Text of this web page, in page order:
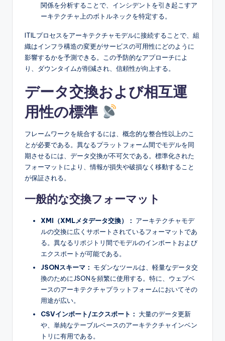
関係を分析することで、インシデントを引き起こすア
ーキテクチャ上のボトルネックを特定する。
ITILプロセスをアーキテクチャモデルに接続することで、組
織はインフラ構造の変更がサービスの可用性にどのように
影響するかを予測できる。この予防的なアプローチによ
り、ダウンタイムが削減され、信頼性が向上する。
データ交換および相互運
用性の標準
フレームワークを統合するには、概念的な整合性以上のこ
とが必要である。異なるプラットフォーム間でモデルを同
期させるには、データ交換が不可欠である。標準化された
フォーマットにより、情報が損失や破損なく移動すること
が保証される。
一般的な交換フォーマット
XMI（XMLメタデータ交換）： アーキテクチャモデ
ルの交換に広くサポートされているフォーマットであ
る。異なるリポジトリ間でモデルのインポートおよび
エクスポートが可能である。
JSONスキーマ： モダンなツールは、軽量なデータ交
換のためにJSONを頻繁に使用する。特に、ウェブベ
ースのアーキテクチャプラットフォームにおいてその
用途が広い。
CSVインポート/エクスポート： 大量のデータ更新
や、単純なテーブルベースのアーキテクチャインベン
トリに有用である。